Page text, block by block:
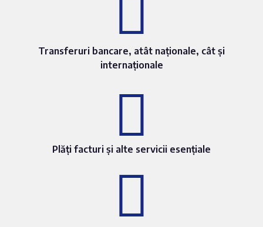
Transferuri bancare, atât naționale, cât și
internaționale
Plăți facturi și alte servicii esențiale